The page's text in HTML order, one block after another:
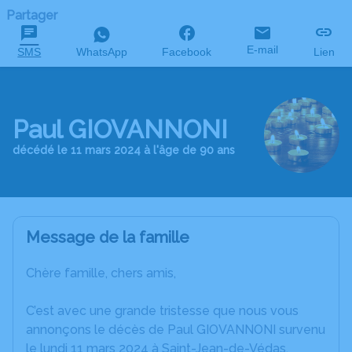
Partager
SMS WhatsApp Facebook E-mail Lien
Paul GIOVANNONI
décédé le 11 mars 2024 à l'âge de 90 ans
Message de la famille
Chère famille, chers amis,
C’est avec une grande tristesse que nous vous
annonçons le décès de Paul GIOVANNONI survenu
le lundi 11 mars 2024 à Saint-Jean-de-Védas.